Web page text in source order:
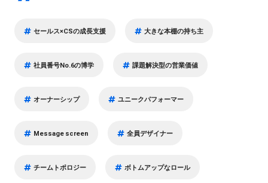
セールス×CSの成長支援 大きな本棚の持ち主
社員番号No.6の博学 課題解決型の営業価値
オーナーシップ ユニークパフォーマー
Message screen 全員デザイナー
チームトポロジー ボトムアップなロール